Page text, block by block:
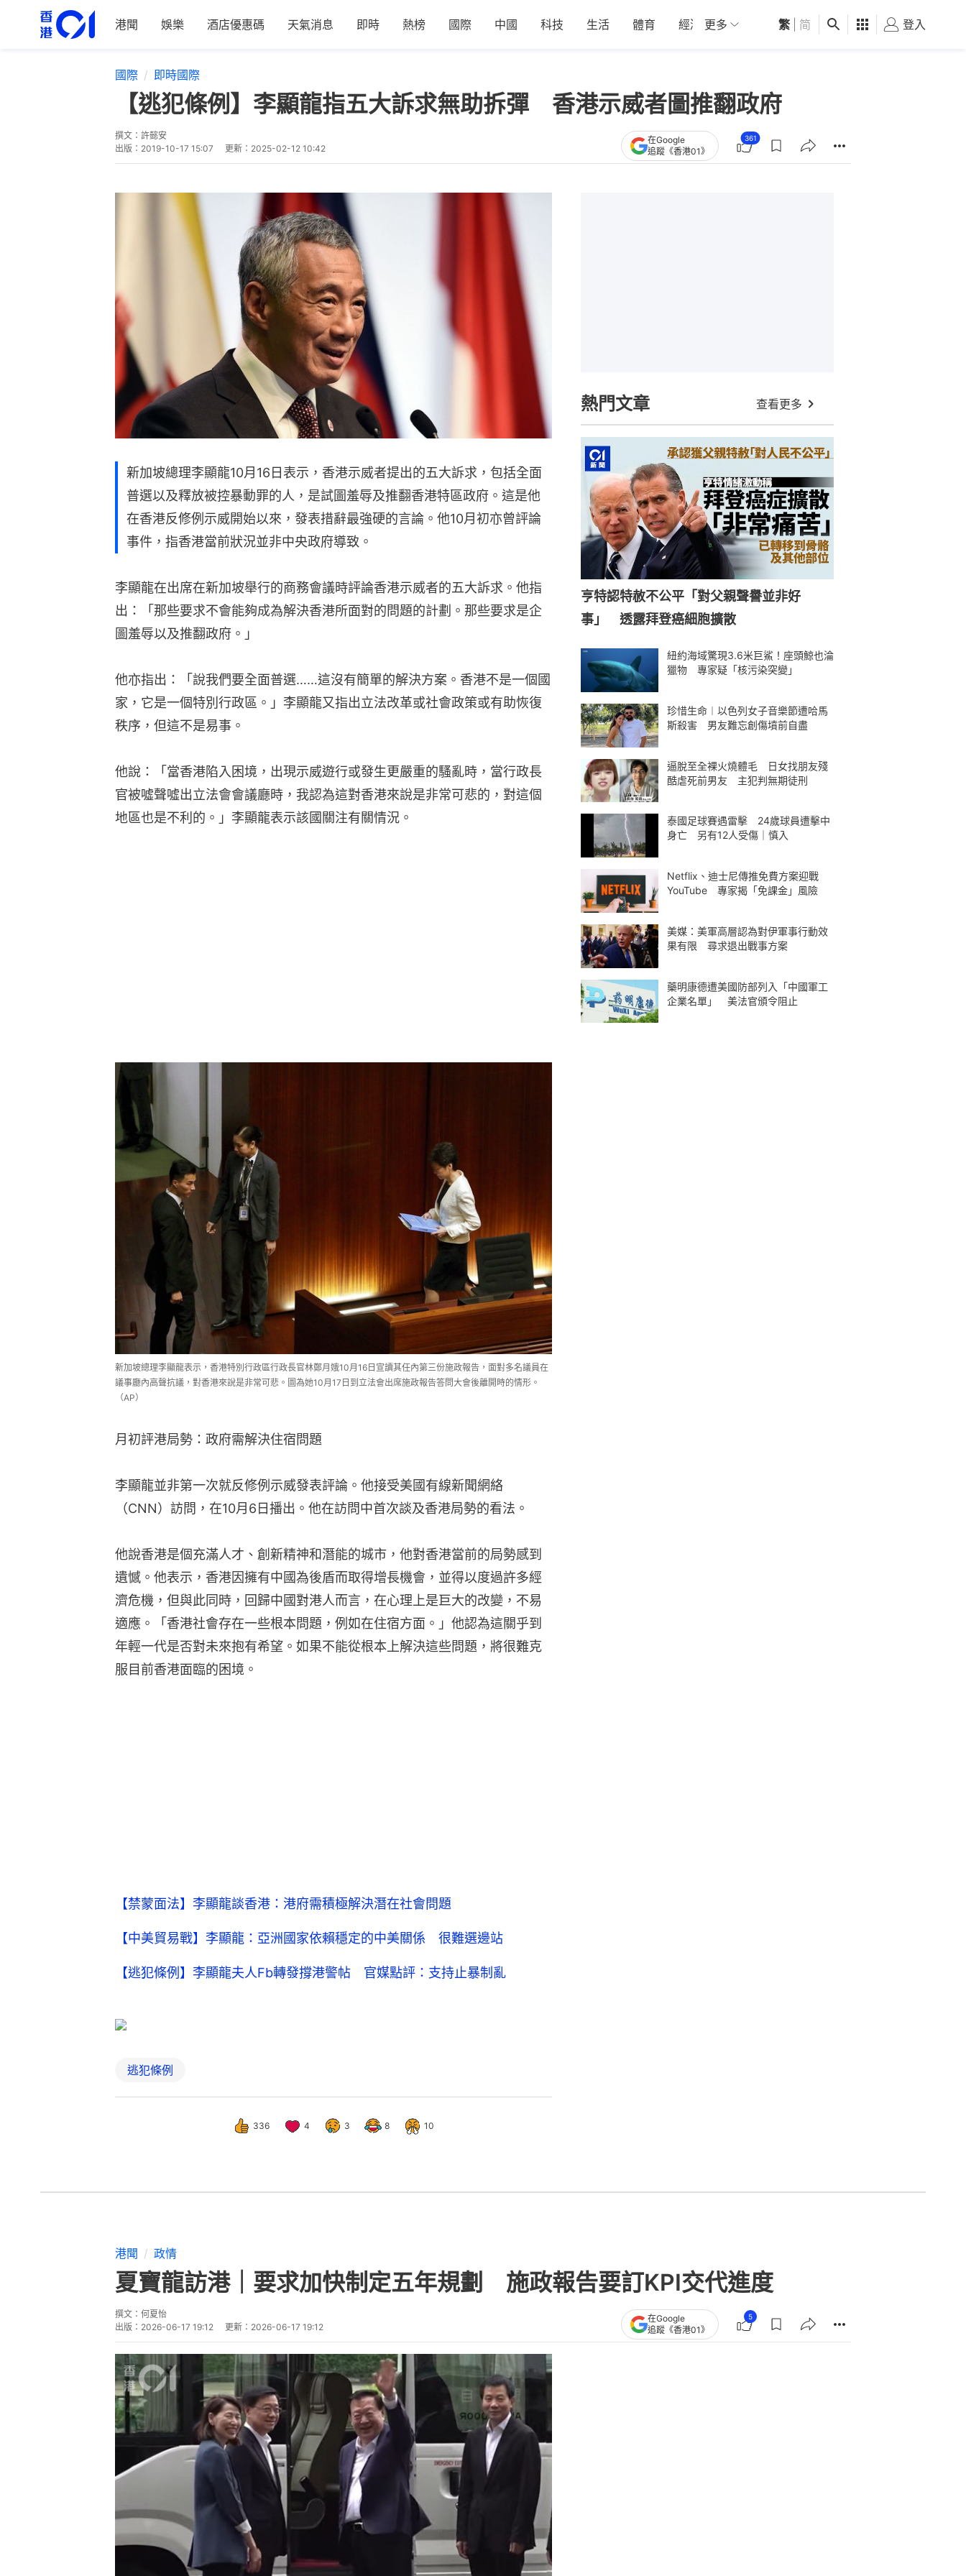
港聞 娛樂 酒店優惠碼 天氣消息 即時 熱榜 國際 中國 科技 生活 體育 經濟 01深圳 觀點 健康 好食玩飛
更多 繁 简 登入
國際 即時國際
【逃犯條例】李顯龍指五大訴求無助拆彈 香港示威者圖推翻政府
撰文： 許懿安
出版： 2019-10-17 15:07 更新： 2025-02-12 10:42
在Google
追蹤《香港01》
361
新加坡總理李顯龍10月16日表示，香港示威者提出的五大訴求，包括全面
普選以及釋放被控暴動罪的人，是試圖羞辱及推翻香港特區政府。這是他
在香港反修例示威開始以來，發表措辭最強硬的言論。他10月初亦曾評論
事件，指香港當前狀況並非中央政府導致。
李顯龍在出席在新加坡舉行的商務會議時評論香港示威者的五大訴求。他指
出：「那些要求不會能夠成為解決香港所面對的問題的計劃。那些要求是企
圖羞辱以及推翻政府。」
他亦指出：「說我們要全面普選……這沒有簡單的解決方案。香港不是一個國
家，它是一個特別行政區。」李顯龍又指出立法改革或社會政策或有助恢復
秩序，但這不是易事。
他說：「當香港陷入困境，出現示威遊行或發生更嚴重的騷亂時，當行政長
官被噓聲噓出立法會會議廳時，我認為這對香港來說是非常可悲的，對這個
地區也是不利的。」李顯龍表示該國關注有關情況。
新加坡總理李顯龍表示，香港特別行政區行政長官林鄭月娥10月16日宣讀其任內第三份施政報告，面對多名議員在
議事廳內高聲抗議，對香港來說是非常可悲。圖為她10月17日到立法會出席施政報告答問大會後離開時的情形。
（AP）
月初評港局勢：政府需解決住宿問題
李顯龍並非第一次就反修例示威發表評論。他接受美國有線新聞網絡
（CNN）訪問，在10月6日播出。他在訪問中首次談及香港局勢的看法。
他說香港是個充滿人才、創新精神和潛能的城市，他對香港當前的局勢感到
遺憾。他表示，香港因擁有中國為後盾而取得增長機會，並得以度過許多經
濟危機，但與此同時，回歸中國對港人而言，在心理上是巨大的改變，不易
適應。「香港社會存在一些根本問題，例如在住宿方面。」他認為這關乎到
年輕一代是否對未來抱有希望。如果不能從根本上解決這些問題，將很難克
服目前香港面臨的困境。
【禁蒙面法】李顯龍談香港：港府需積極解決潛在社會問題
【中美貿易戰】李顯龍：亞洲國家依賴穩定的中美關係 很難選邊站
【逃犯條例】李顯龍夫人Fb轉發撐港警帖 官媒點評：支持止暴制亂
逃犯條例
336 4 3 8 10
熱門文章 查看更多
亨特認特赦不公平「對父親聲譽並非好
事」 透露拜登癌細胞擴散
紐約海域驚現3.6米巨鯊！座頭鯨也淪
獵物 專家疑「核污染突變」
珍惜生命︱以色列女子音樂節遭哈馬
斯殺害 男友難忘創傷墳前自盡
逼脫至全裸火燒體毛 日女找朋友殘
酷虐死前男友 主犯判無期徒刑
泰國足球賽遇雷擊 24歲球員遭擊中
身亡 另有12人受傷｜慎入
Netflix、迪士尼傳推免費方案迎戰
YouTube 專家揭「免課金」風險
美媒：美軍高層認為對伊軍事行動效
果有限 尋求退出戰事方案
藥明康德遭美國防部列入「中國軍工
企業名單」 美法官頒令阻止
港聞 政情
夏寶龍訪港｜要求加快制定五年規劃 施政報告要訂KPI交代進度
撰文： 何夏怡
出版： 2026-06-17 19:12 更新： 2026-06-17 19:12
在Google
追蹤《香港01》
5